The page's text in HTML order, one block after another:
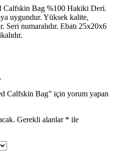
Calfskin Bag %100 Hakiki Deri.
uygundur. Yüksek kalite,
numaralıdır. Ebatı 25x20x6
Calfskin Bag” için yorum yapan
Gerekli alanlar * ile